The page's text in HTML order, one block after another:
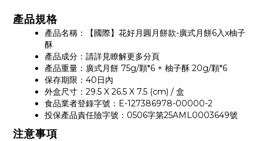
產品規格
產品名稱：【國際】花好月圓月餅款-廣式月餅6入x柚子
酥
產品成分：請詳見瞭解更多分頁
產品重量：廣式月餅 75g/顆*6 + 柚子酥 20g/顆*6
保存期限：40日內
外盒尺寸：29.5 X 26.5 X 7.5 (cm) / 盒
食品業者登錄字號：E-127386978-00000-2
投保產品責任險字號：0506字第25AML0003649號
注意事項